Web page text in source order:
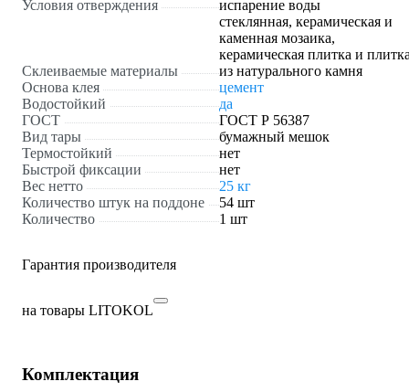
Условия отверждения
испарение воды
Склеиваемые материалы
стеклянная, керамическая и
каменная мозаика,
керамическая плитка и
из натурального камня
Основа клея
цемент
Водостойкий
да
ГОСТ
ГОСТ Р 56387
Вид тары
бумажный мешок
Термостойкий
нет
Быстрой фиксации
нет
Вес нетто
25 кг
Количество штук на поддоне
54 шт
Количество
1 шт
Гарантия производителя
на товары LITOKOL
Комплектация